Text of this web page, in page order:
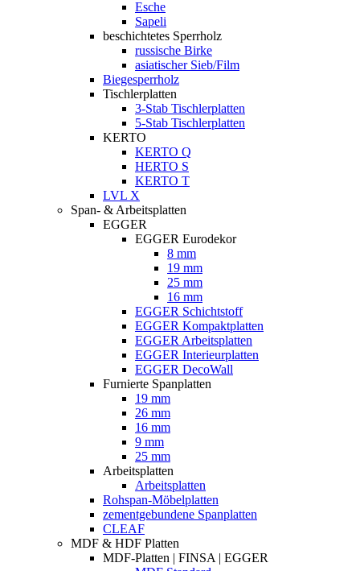
Esche
Sapeli
beschichtetes Sperrholz
russische Birke
asiatischer Sieb/Film
Biegesperrholz
Tischlerplatten
3-Stab Tischlerplatten
5-Stab Tischlerplatten
KERTO
KERTO Q
HERTO S
KERTO T
LVL X
Span- & Arbeitsplatten
EGGER
EGGER Eurodekor
8 mm
19 mm
25 mm
16 mm
EGGER Schichtstoff
EGGER Kompaktplatten
EGGER Arbeitsplatten
EGGER Interieurplatten
EGGER DecoWall
Furnierte Spanplatten
19 mm
26 mm
16 mm
9 mm
25 mm
Arbeitsplatten
Arbeitsplatten
Rohspan-Möbelplatten
zementgebundene Spanplatten
CLEAF
MDF & HDF Platten
MDF-Platten | FINSA | EGGER